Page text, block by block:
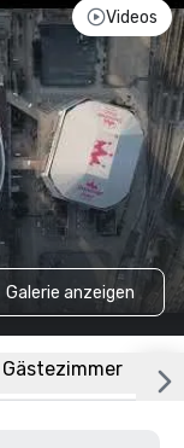
Videos
Galerie anzeigen
Gästezimmer